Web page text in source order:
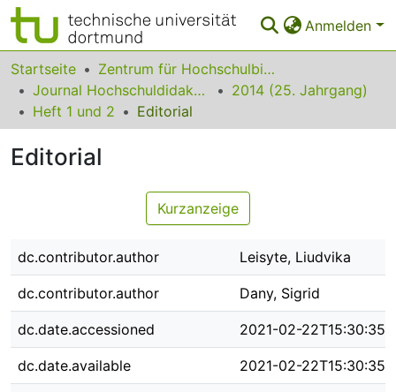
Anmelden
Bereiche & Sammlungen
Das gesamte Repositorium
Startseite
Zentrum für Hochschulbildung (zhb)
Journal Hochschuldidaktik
2014 (25. Jahrgang)
Heft 1 und 2
Editorial
Editorial
Kurzanzeige
dc.contributor.author Leisyte, Liudvika
dc.contributor.author Dany, Sigrid
dc.date.accessioned 2021-02-22T15:30:35Z
dc.date.available 2021-02-22T15:30:35Z